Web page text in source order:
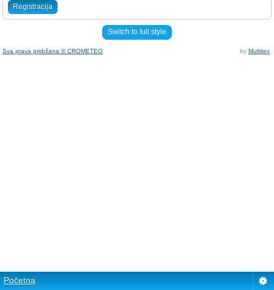
Registracija
Switch to full style
Sva prava pridržana © CROMETEO by Multitex
Početna